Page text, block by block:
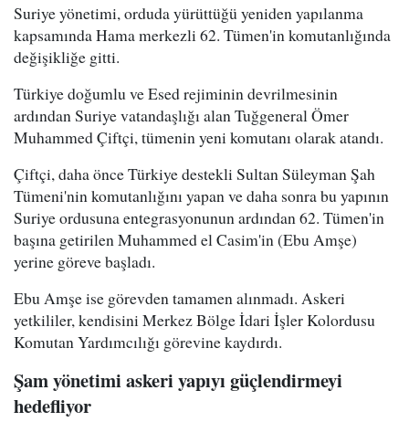
Suriye yönetimi, orduda yürüttüğü yeniden yapılanma
kapsamında Hama merkezli 62. Tümen'in komutanlığında
değişikliğe gitti.
Türkiye doğumlu ve Esed rejiminin devrilmesinin
ardından Suriye vatandaşlığı alan Tuğgeneral Ömer
Muhammed Çiftçi, tümenin yeni komutanı olarak atandı.
Çiftçi, daha önce Türkiye destekli Sultan Süleyman Şah
Tümeni'nin komutanlığını yapan ve daha sonra bu yapının
Suriye ordusuna entegrasyonunun ardından 62. Tümen'in
başına getirilen Muhammed el Casim'in (Ebu Amşe)
yerine göreve başladı.
Ebu Amşe ise görevden tamamen alınmadı. Askeri
yetkililer, kendisini Merkez Bölge İdari İşler Kolordusu
Komutan Yardımcılığı görevine kaydırdı.
Şam yönetimi askeri yapıyı güçlendirmeyi
hedefliyor